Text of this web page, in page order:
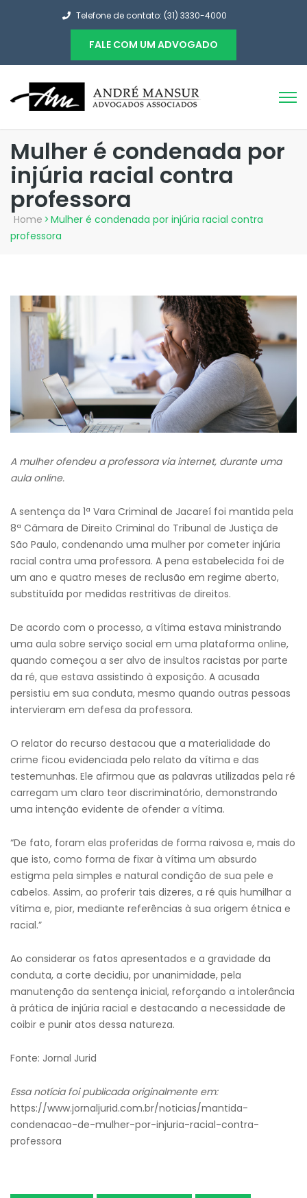
Telefone de contato: (31) 3330-4000
FALE COM UM ADVOGADO
Mulher é condenada por
injúria racial contra
professora
Home > Mulher é condenada por injúria racial contra
professora
A mulher ofendeu a professora via internet, durante uma
aula online.
A sentença da 1ª Vara Criminal de Jacareí foi mantida pela
8ª Câmara de Direito Criminal do Tribunal de Justiça de
São Paulo, condenando uma mulher por cometer injúria
racial contra uma professora. A pena estabelecida foi de
um ano e quatro meses de reclusão em regime aberto,
substituída por medidas restritivas de direitos.
De acordo com o processo, a vítima estava ministrando
uma aula sobre serviço social em uma plataforma online,
quando começou a ser alvo de insultos racistas por parte
da ré, que estava assistindo à exposição. A acusada
persistiu em sua conduta, mesmo quando outras pessoas
intervieram em defesa da professora.
O relator do recurso destacou que a materialidade do
crime ficou evidenciada pelo relato da vítima e das
testemunhas. Ele afirmou que as palavras utilizadas pela ré
carregam um claro teor discriminatório, demonstrando
uma intenção evidente de ofender a vítima.
“De fato, foram elas proferidas de forma raivosa e, mais do
que isto, como forma de fixar à vítima um absurdo
estigma pela simples e natural condição de sua pele e
cabelos. Assim, ao proferir tais dizeres, a ré quis humilhar a
vítima e, pior, mediante referências à sua origem étnica e
racial.”
Ao considerar os fatos apresentados e a gravidade da
conduta, a corte decidiu, por unanimidade, pela
manutenção da sentença inicial, reforçando a intolerância
à prática de injúria racial e destacando a necessidade de
coibir e punir atos dessa natureza.
Fonte: Jornal Jurid
Essa notícia foi publicada originalmente em:
https://www.jornaljurid.com.br/noticias/mantida-
condenacao-de-mulher-por-injuria-racial-contra-
professora